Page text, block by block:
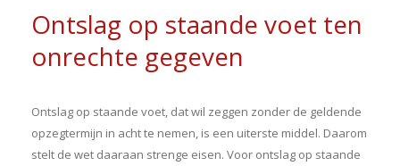
Ontslag op staande voet ten
onrechte gegeven
Ontslag op staande voet, dat wil zeggen zonder de geldende
opzegtermijn in acht te nemen, is een uiterste middel. Daarom
stelt de wet daaraan strenge eisen. Voor ontslag op staande